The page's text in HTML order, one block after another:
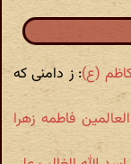
: ز دامنی که
فاطمه زهرا